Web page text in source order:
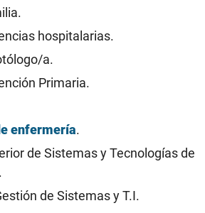
hospitalarias.
a.
Primaria.
enfermería.
de Sistemas y Tecnologías de
de Sistemas y T.I.